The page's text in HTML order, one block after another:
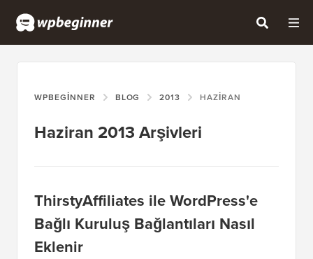
WPBEGINNER BLOG 2013 HAZIRAN
Haziran 2013 Arşivleri
ThirstyAffiliates ile WordPress'e
Bağlı Kuruluş Bağlantıları Nasıl
Eklenir